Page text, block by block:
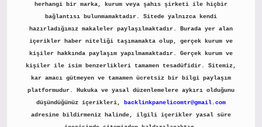
herhangi bir marka, kurum veya şahıs şirketi ile hiçbir
bağlantısı bulunmamaktadır. Sitede yalnızca kendi
hazırladığımız makaleler paylaşılmaktadır. Burada yer alan
içerikler haber niteliği taşımamakta olup, gerçek kurum ve
kişiler hakkında paylaşım yapılmamaktadır. Gerçek kurum ve
kişiler ile isim benzerlikleri tamamen tesadüfidir. Sitemiz,
kar amacı gütmeyen ve tamamen ücretsiz bir bilgi paylaşım
platformudur. Hukuka ve yasal düzenlemelere aykırı olduğunu
düşündüğünüz içerikleri,
backlinkpanelicomtr@gmail.com
adresine bildirmeniz halinde, ilgili içerikler yasal süre